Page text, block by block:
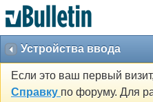
Устройства ввода
Если это ваш первый
Справку по форуму. Для